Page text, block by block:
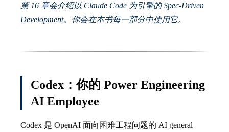
第 16 章会介绍以 Claude Code 为引擎的 Spec-Driven
Development。你会在本书每一部分中使用它。
Codex：你的 Power Engineering
AI Employee
Codex 是 OpenAI 面向困难工程问题的 AI general